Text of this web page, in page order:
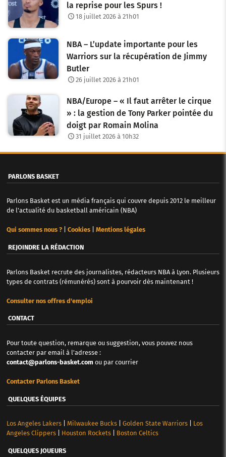
la reprise pour les Spurs !
18 juillet 2026 à 21h01
NBA – L’update importante pour les
Warriors sur la récupération de Jimmy
Butler
26 juillet 2026 à 21h01
NBA/Europe – « Il faut arrêter le cirque
» : la gestion de Tony Parker pointée du
doigt par Romain Molina
31 juillet 2026 à 10h32
PARLONS BASKET
Parlons Basket est un média français qui couvre depuis 2012 le meilleur
de l'actualité du basketball américain (NBA)
Qui sommes nous ?| Cookies| Mentions légales
REJOINDRE LA RÉDACTION
Parlons Basket recrute des journalistes, rédacteurs NBA à Lyon. Plusieurs
types de contrats (rémunérés) sont à pourvoir dès maintenant !
Consulter nos offres d'emploi
CONTACT
Pour toute question, remarque ou suggestion, vous pouvez nous
contacter par email à l'adresse :
contact@parlons-basket.com ou par courrier
Contacter Parlons Basket
QUELQUES ÉQUIPES
Los Angeles Lakers| Milwaukee Bucks| Golden State Warriors| Los
Angeles Clippers| Houston Rockets| Boston Celtics
QUELQUES JOUEURS